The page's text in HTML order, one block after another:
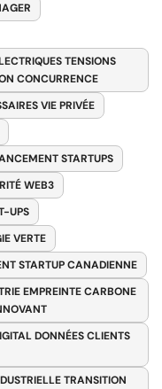
TENSIONS
CONCURRENCE
VIE PRIVÉE
STARTUPS
WEB3
UPS
VERTE
STARTUP CANADIENNE
EMPREINTE CARBONE
DONNÉES CLIENTS
TRANSITION